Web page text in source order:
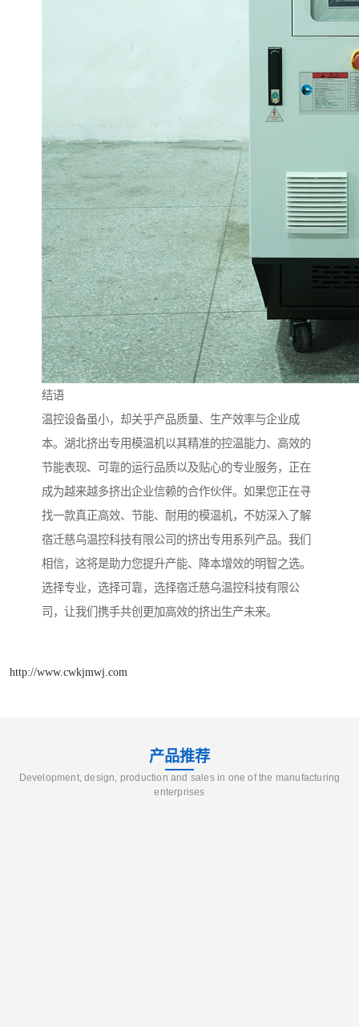
结语
温控设备虽小，却关乎产品质量、生产效率与企业成
本。湖北挤出专用模温机以其精准的控温能力、高效的
节能表现、可靠的运行品质以及贴心的专业服务，正在
成为越来越多挤出企业信赖的合作伙伴。如果您正在寻
找一款真正高效、节能、耐用的模温机，不妨深入了解
宿迁慈乌温控科技有限公司的挤出专用系列产品。我们
相信，这将是助力您提升产能、降本增效的明智之选。
选择专业，选择可靠，选择宿迁慈乌温控科技有限公
司，让我们携手共创更加高效的挤出生产未来。
http://www.cwkjmwj.com
产品推荐
Development, design, production and sales in one of the manufacturing
enterprises